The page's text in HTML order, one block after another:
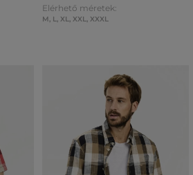
Elérhető méretek:
M, L, XL, XXL, XXXL